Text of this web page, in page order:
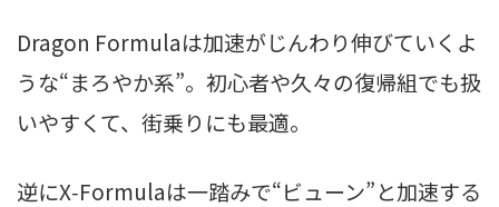
Dragon Formulaは加速がじんわり伸びていくよ
うな“まろやか系”。初心者や久々の復帰組でも扱
いやすくて、街乗りにも最適。
逆にX‑Formulaは一踏みで“ビューン”と加速する